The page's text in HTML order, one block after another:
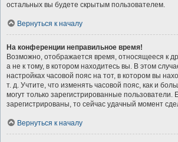
остальных вы будете скрытым пользователем.
Вернуться к началу
На конференции неправильное время!
Возможно, отображается время, относящееся к
а не к тому, в котором находитесь вы. В этом
настройках часовой пояс на тот, в котором вы
т. д. Учтите, что изменять часовой пояс, как и
могут только зарегистрированные пользователи.
зарегистрированы, то сейчас удачный момент
Вернуться к началу